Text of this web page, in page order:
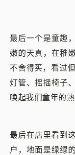
最后一个是童趣
嫩的天真，在稚
不舍得买，看过
灯管、摇摇椅子
唤起我们童年的熟
最后在店里看到
户，地面是绿绿